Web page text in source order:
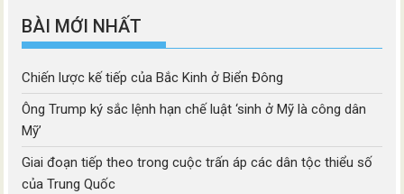
BÀI MỚI NHẤT
Chiến lược kế tiếp của Bắc Kinh ở Biển Đông
Ông Trump ký sắc lệnh hạn chế luật ‘sinh ở Mỹ là công dân
Mỹ’
Giai đoạn tiếp theo trong cuộc trấn áp các dân tộc thiểu số
của Trung Quốc